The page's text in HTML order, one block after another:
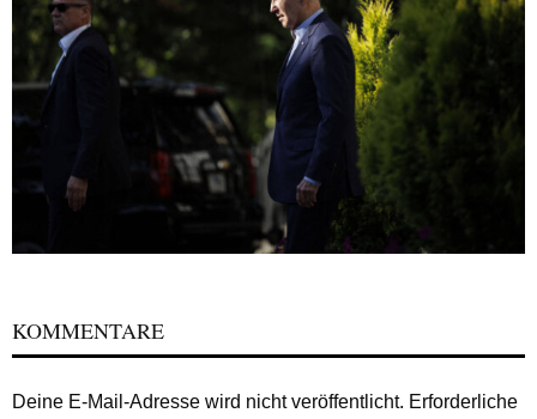
KOMMENTARE
Deine E-Mail-Adresse wird nicht veröffentlicht. Erforderliche